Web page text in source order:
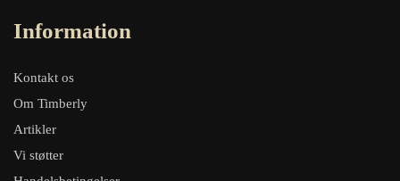
Information
Kontakt os
Om Timberly
Artikler
Vi støtter